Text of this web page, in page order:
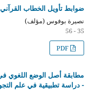
ضوابط تأويل الخطاب القرآني
نصيرة بوفوس (مؤلف)
35 - 56
مطابقة أصل الوضع اللغوي في
- دراسة تطبيقية في علم